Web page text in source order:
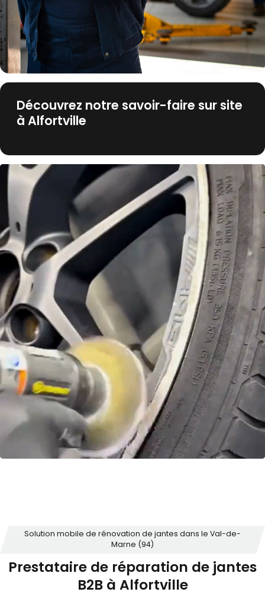
Découvrez notre savoir-faire sur site
à Alfortville
Prestataire de réparation de jantes
B2B à Alfortville
Solution mobile de rénovation de jantes dans le Val-de-
Marne (94)